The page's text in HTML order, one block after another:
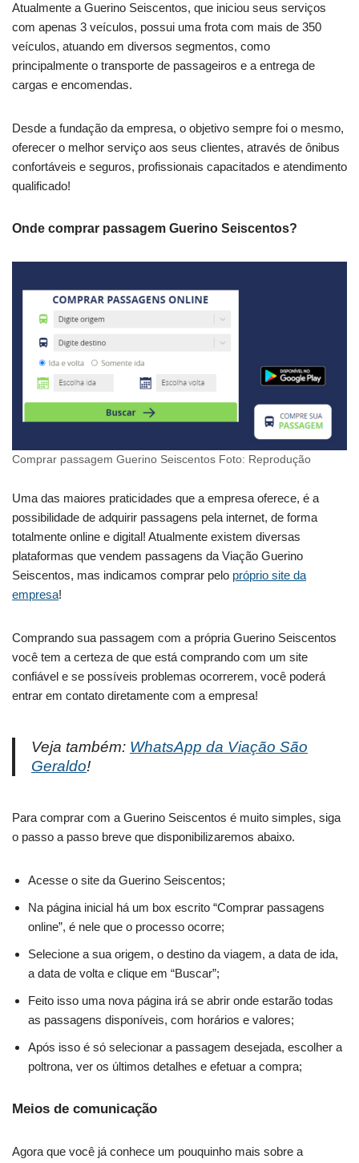
Atualmente a Guerino Seiscentos, que iniciou seus serviços
com apenas 3 veículos, possui uma frota com mais de 350
veículos, atuando em diversos segmentos, como
principalmente o transporte de passageiros e a entrega de
cargas e encomendas.
Desde a fundação da empresa, o objetivo sempre foi o mesmo,
oferecer o melhor serviço aos seus clientes, através de ônibus
confortáveis e seguros, profissionais capacitados e atendimento
qualificado!
Onde comprar passagem Guerino Seiscentos?
Comprar passagem Guerino Seiscentos Foto: Reprodução
Uma das maiores praticidades que a empresa oferece, é a
possibilidade de adquirir passagens pela internet, de forma
totalmente online e digital! Atualmente existem diversas
plataformas que vendem passagens da Viação Guerino
Seiscentos, mas indicamos comprar pelo próprio site da
empresa!
Comprando sua passagem com a própria Guerino Seiscentos
você tem a certeza de que está comprando com um site
confiável e se possíveis problemas ocorrerem, você poderá
entrar em contato diretamente com a empresa!
Veja também: WhatsApp da Viação São
Geraldo!
Para comprar com a Guerino Seiscentos é muito simples, siga
o passo a passo breve que disponibilizaremos abaixo.
Acesse o site da Guerino Seiscentos;
Na página inicial há um box escrito “Comprar passagens
online”, é nele que o processo ocorre;
Selecione a sua origem, o destino da viagem, a data de ida,
a data de volta e clique em “Buscar”;
Feito isso uma nova página irá se abrir onde estarão todas
as passagens disponíveis, com horários e valores;
Após isso é só selecionar a passagem desejada, escolher a
poltrona, ver os últimos detalhes e efetuar a compra;
Meios de comunicação
Agora que você já conhece um pouquinho mais sobre a